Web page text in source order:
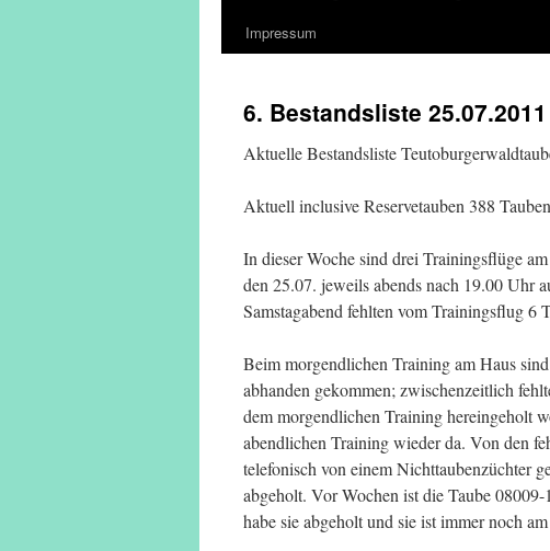
Impressum
6. Bestandsliste 25.07.2011
Aktuelle Bestandsliste
Aktuell inclusive Reservetauben 388
In dieser Woche sind drei Trainingsflüge
den 25.07. jeweils abends nach 19.00 Uhr
Samstagabend fehlten vom Trainingsflug 6
Beim morgendlichen Training am Haus
abhanden gekommen; zwischenzeitlich
dem morgendlichen Training hereingeholt
abendlichen Training wieder da. Von den
telefonisch von einem Nichttaubenzüchter
abgeholt. Vor Wochen ist die Taube
habe sie abgeholt und sie ist immer noch